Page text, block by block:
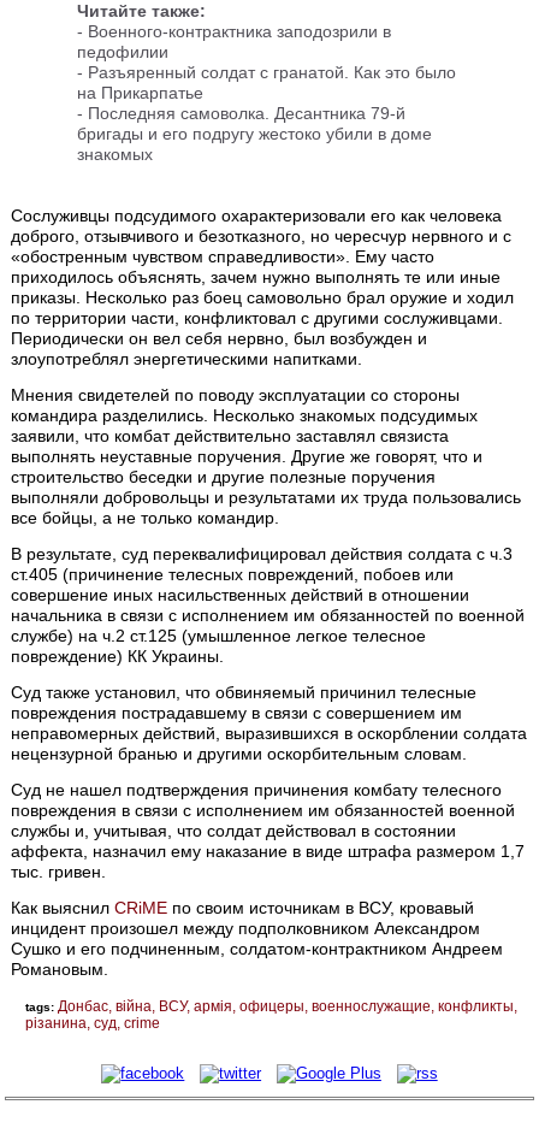
Читайте также:
- Военного-контрактника заподозрили в
педофилии
- Разъяренный солдат с гранатой. Как это было
на Прикарпатье
- Последняя самоволка. Десантника 79-й
бригады и его подругу жестоко убили в доме
знакомых
Сослуживцы подсудимого охарактеризовали его как человека
доброго, отзывчивого и безотказного, но чересчур нервного и с
«обостренным чувством справедливости». Ему часто
приходилось объяснять, зачем нужно выполнять те или иные
приказы. Несколько раз боец самовольно брал оружие и ходил
по территории части, конфликтовал с другими сослуживцами.
Периодически он вел себя нервно, был возбужден и
злоупотреблял энергетическими напитками.
Мнения свидетелей по поводу эксплуатации со стороны
командира разделились. Несколько знакомых подсудимых
заявили, что комбат действительно заставлял связиста
выполнять неуставные поручения. Другие же говорят, что и
строительство беседки и другие полезные поручения
выполняли добровольцы и результатами их труда пользовались
все бойцы, а не только командир.
В результате, суд переквалифицировал действия солдата с ч.3
ст.405 (причинение телесных повреждений, побоев или
совершение иных насильственных действий в отношении
начальника в связи с исполнением им обязанностей по военной
службе) на ч.2 ст.125 (умышленное легкое телесное
повреждение) КК Украины.
Суд также установил, что обвиняемый причинил телесные
повреждения пострадавшему в связи с совершением им
неправомерных действий, выразившихся в оскорблении солдата
нецензурной бранью и другими оскорбительным словам.
Суд не нашел подтверждения причинения комбату телесного
повреждения в связи с исполнением им обязанностей военной
службы и, учитывая, что солдат действовал в состоянии
аффекта, назначил ему наказание в виде штрафа размером 1,7
тыс. гривен.
Как выяснилCRiME по своим источникам в ВСУ, кровавый
инцидент произошел между подполковником Александром
Сушко и его подчиненным, солдатом-контрактником Андреем
Романовым.
tags:Донбас війна ВСУ армія офицеры военнослужащие конфликты
різанина суд crime